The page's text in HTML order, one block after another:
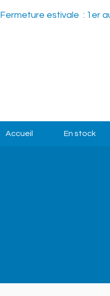
Fermeture estivale  : 1er
Accueil En stock